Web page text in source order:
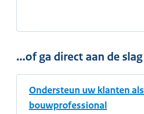
...of ga direct aan de slag
Ondersteun uw klanten als
bouwprofessional